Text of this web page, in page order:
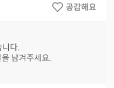
공감해요
다.
남겨주세요.